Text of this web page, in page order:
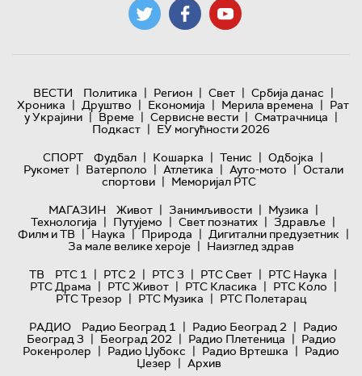
ВЕСТИ Политика | Регион | Свет | Србија данас |
Хроника | Друштво | Економија | Мерила времена | Рат
у Украјини | Време | Сервисне вести | Сматрачница |
Подкаст | ЕУ могућности 2026
СПОРТ
Фудбал | Кошарка | Тенис | Одбојка |
Рукомет | Ватерполо | Атлетика | Ауто-мото | Остали
спортови | Меморијал РТС
МАГАЗИН
Живот | Занимљивости | Музика |
Технологијa | Путујемо | Свет познатих | Здравље |
Филм и ТВ | Наука | Природа | Дигитални предузетник |
За мале велике хероје | Наизглед здрав
ТВ
РТС 1 | РТС 2 | РТС 3 | РТС Свет | РТС Наука |
РТС Драма | РТС Живот | РТС Класика | РТС Коло |
РТС Трезор | РТС Музика | РТС Полетарац
РАДИО
Радио Београд 1 | Радио Београд 2 | Радио
Београд 3 | Београд 202 | Радио Плетеница | Радио
Рокенролер | Радио Џубокс | Радио Вртешка | Радио
Џезер | Архив